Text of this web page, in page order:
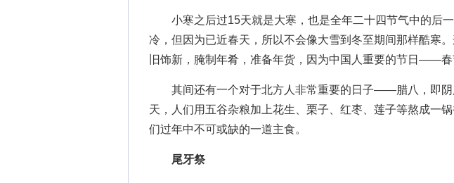
小寒之后过15天就是大寒，也是全年二十四节气中的后一
冷，但因为已近春天，所以不会像大雪到冬至期间那样酷寒
旧饰新，腌制年肴，准备年货，因为中国人重要的节日——春
其间还有一个对于北方人非常重要的日子——腊八，即阴
天，人们用五谷杂粮加上花生、栗子、红枣、莲子等熬成一
们过年中不可或缺的一道主食。
尾牙祭